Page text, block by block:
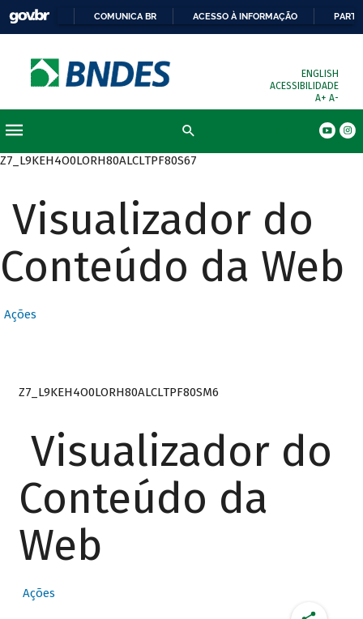
COMUNICA BR ACESSO À INFORMAÇÃO
ENGLISH
ACESSIBILIDADE
A+ A-
Z7_L9KEH4O0LORH80ALCLTPF80S67
Visualizador do
Conteúdo da Web
Ações
Z7_L9KEH4O0LORH80ALCLTPF80SM6
Visualizador do
Conteúdo da
Web
Ações